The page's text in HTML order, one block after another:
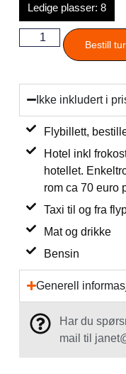
Ledige plasser: 8
Bestill tur
Ikke inkludert i
Flybillett,
Hotel inkl
hotellet.
rom ca 70 euro
Taxi til og fra
Mat og drikke
Bensin
Generell
Har du
mail til